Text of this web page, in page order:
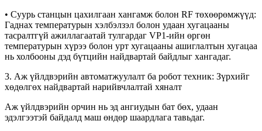
• Суурь станцын цахилгаан хангамж болон RF төхөөрөмжүүд:
Гаднах температурын хэлбэлзэл болон удаан хугацааны
тасралтгүй ажиллагаатай тулгардаг VP1-ийн өргөн
температурын хүрээ болон урт хугацааны ашиглалтын хугацаа
нь холбооны дэд бүтцийн найдвартай байдлыг хангадаг.
3. Аж үйлдвэрийн автоматжуулалт ба робот техник: Зүрхийг
хөдөлгөх найдвартай нарийвчлалтай хяналт
Аж үйлдвэрийн орчин нь эд ангиудын бат бөх, удаан
эдэлгээтэй байдалд маш өндөр шаардлага тавьдаг.